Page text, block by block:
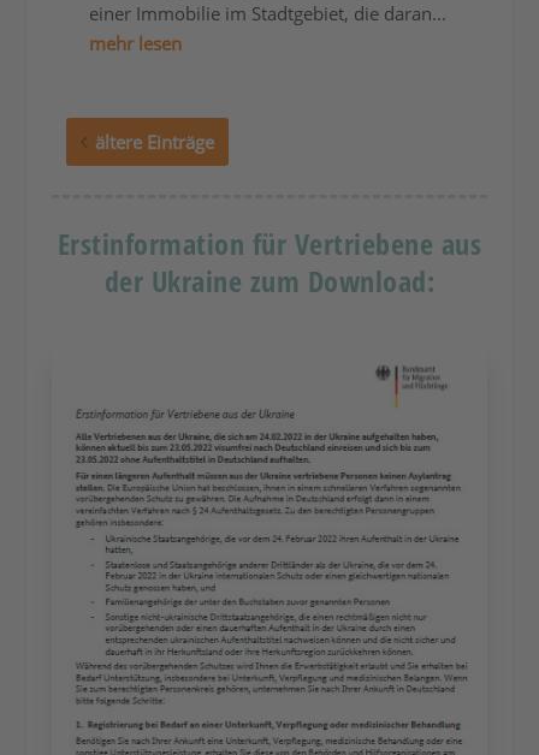
einer Immobilie im Stadtgebiet, die daran...
mehr lesen
ältere Einträge
Erstinformation für Vertriebene aus
der Ukraine zum Download: